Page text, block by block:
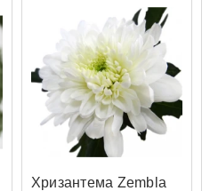
Хризантема Zembla